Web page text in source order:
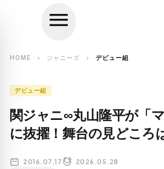
search
menu
HOME chevron_right ジャニーズ chevron_right デビュー組
デビュー組
関ジャニ∞丸山隆平が「
に抜擢！舞台の見どころ
2016.07.17 2026.05.28